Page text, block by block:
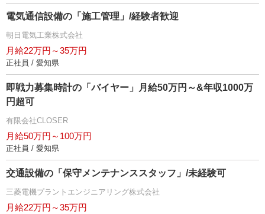
電気通信設備の「施工管理」/経験者歓迎
朝日電気工業株式会社
月給22万円～35万円
正社員 / 愛知県
即戦力募集時計の「バイヤー」月給50万円～&年収1000万
円超可
有限会社CLOSER
月給50万円～100万円
正社員 / 愛知県
交通設備の「保守メンテナンススタッフ」/未経験可
三菱電機プラントエンジニアリング株式会社
月給22万円～35万円